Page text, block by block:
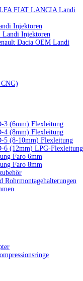
FIAT LANCIA Landi
Injektoren
Landi Injektoren
Dacia OEM Landi
3 (6mm) Flexleitung
4 (8mm) Flexleitung
5 (8-10mm) Flexleitung
6 (12mm) LPG-Flexleitung
Faro 6mm
Faro 8mm
Rohrmontagehalterungen